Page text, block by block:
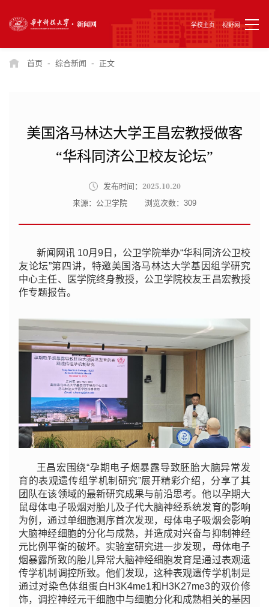
学校主页 视野网
首页 - 综合新闻 - 正文
美国洛马林达大学王昌宏教授做客
“华科同济公卫校友论坛”
发布时间： 2025.10.20
来源：公卫学院 浏览次数： 309
新闻网讯 10月9日，公卫学院举办“华科同济公卫校
友论坛”第四讲，特邀美国洛马林达大学基因组学研究
中心主任、医学院终身教授，公卫学院校友王昌宏教授
作专题报告。
王昌宏围绕“孕期电子烟暴露导致胚胎大脑异常发
育的表观遗传组学机制研究”展开精彩介绍，分享了其
团队在该领域的最新研究成果与前沿思考。他以孕期大
鼠母体电子吸烟对胎儿及子代大脑神经系统发育的影响
为例，通过单细胞测序首次发现，母体电子吸烟会影响
大脑神经细胞的分化与成熟，并造成对兴奋与抑制神经
元比例平衡的破坏。实验室研究进一步发现，母体电子
烟暴露所致的胎儿异常大脑神经细胞发育是通过表观遗
传学机制调控所致。他们发现，这种表观遗传学机制是
通过对染色体组蛋白H3K4me1和H3K27me3的双价修
饰，调控神经元干细胞中与细胞分化和成熟相关的基因